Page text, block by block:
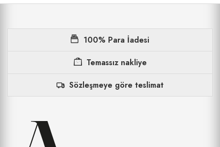
100% Para İadesi
Temassız nakliye
Sözleşmeye göre teslimat